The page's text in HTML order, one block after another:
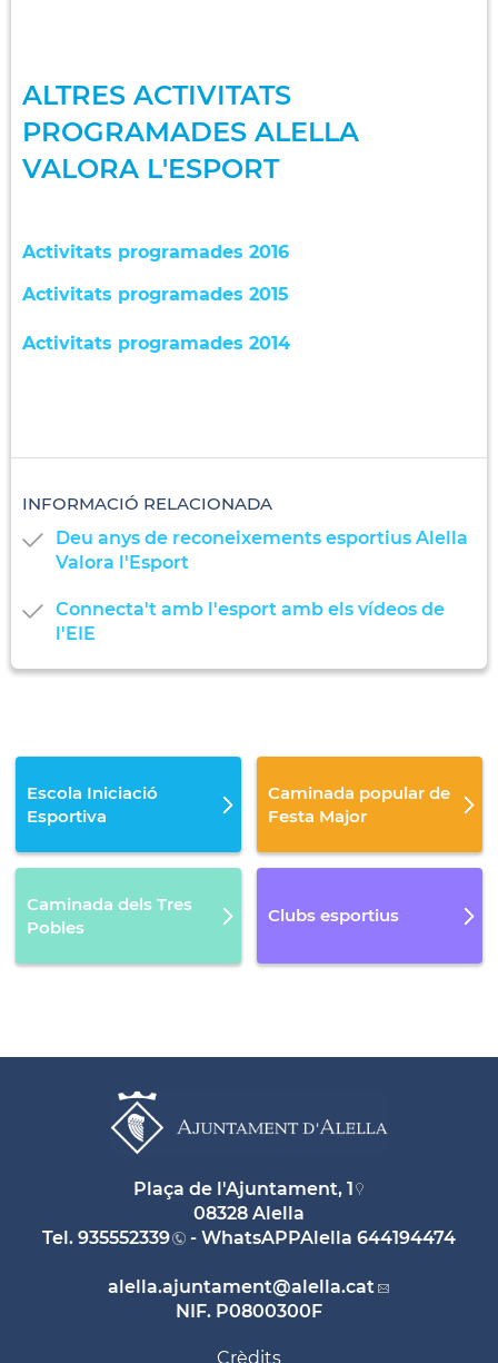
ALTRES ACTIVITATS
PROGRAMADES ALELLA
VALORA L'ESPORT
Activitats programades 2016
Activitats programades 2015
Activitats programades 2014
INFORMACIÓ RELACIONADA
Deu anys de reconeixements esportius Alella
Valora l'Esport
Connecta't amb l'esport amb els vídeos de
l'EIE
Escola Iniciació
Esportiva
Caminada popular de
Festa Major
Caminada dels Tres
Pobles
Clubs esportius
Plaça de l'Ajuntament, 1
08328 Alella
Tel. 935552339 - WhatsAPPAlella 644194474
alella.ajuntament@alella.cat
NIF. P0800300F
Crèdits